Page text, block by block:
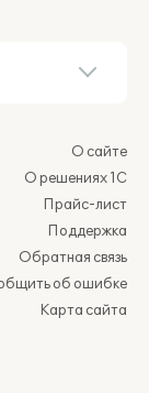
О сайте
О решениях 1С
Прайс-лист
Поддержка
Обратная связь
об ошибке
Карта сайта